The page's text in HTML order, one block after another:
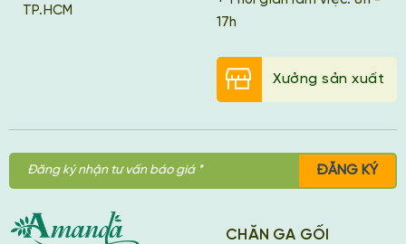
TP.HCM
17h
Xưởng sản xuất
ĐĂNG KÝ
CHĂN GA GỐI